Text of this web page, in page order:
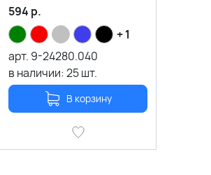
594 р.
+ 1
арт. 9-24280.040
в наличии:25шт.
В корзину